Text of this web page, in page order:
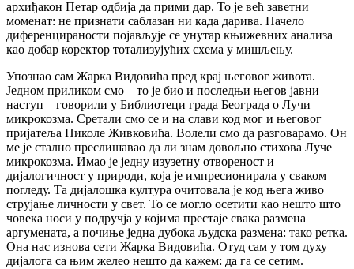
архиђакон Петар одбија да прими дар. То је већ заветни
моменат: не признати саблазан ни када дарива. Начело
диференцираности појављује се унутар књижевних анализа
као добар коректор тотализујућих схема у мишљењу.
Упознао сам Жарка Видовића пред крај његовог живота.
Једном приликом смо – то је био и последњи његов јавни
наступ – говорили у Библиотеци града Београда о Лучи
микрокозма. Сретали смо се и на слави код мог и његовог
пријатеља Николе Живковића. Волели смо да разговарамо. Он
ме је стално преслишавао да ли знам довољно стихова Луче
микрокозма. Имао је једну изузетну отвореност и
дијалогичност у природи, која је импресионирала у сваком
погледу. Та дијалошка култура очитовала је код њега живо
струјање личности у свет. То се могло осетити као нешто што
човека носи у подручја у којима престаје свака размена
аргумената, а почиње једна дубока људска размена: тако ретка.
Она нас изнова сети Жарка Видовића. Отуд сам у том духу
дијалога са њим желео нешто да кажем: да га се сетим.